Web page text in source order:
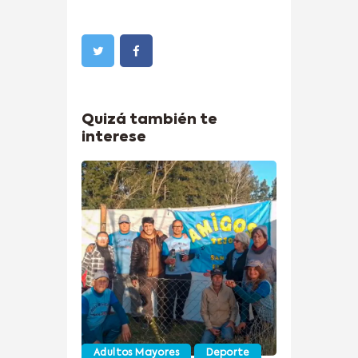
Quizá también te
interese
Adultos Mayores Deporte